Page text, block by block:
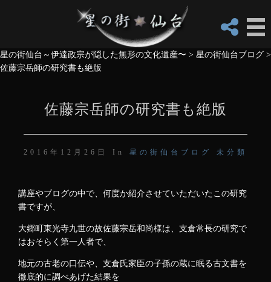
星の街仙台～伊達政宗が隠した無形の文化遺産〜 > 星の街仙台ブログ >
佐藤宗岳師の研究書も絶版
佐藤宗岳師の研究書も絶版
2016年12月26日 In 星の街仙台ブログ 未分類
講座やブログの中で、何度か紹介させていただいたこの研究
書ですが、
大郷町東光寺九世の故佐藤宗岳和尚様は、支倉常長の研究で
はおそらく第一人者で、
地元の古老の口伝や、支倉氏家臣の子孫の蔵に眠る古文書を
徹底的に調べあげた結果を